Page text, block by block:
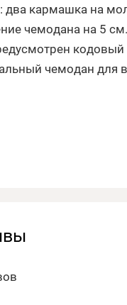
два кармашка на
чемодана на 5 см.
кодовый
чемодан для